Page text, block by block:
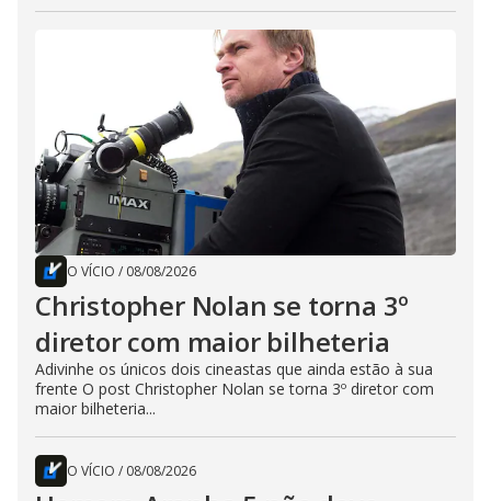
O VÍCIO / 08/08/2026
Christopher Nolan se torna 3º
diretor com maior bilheteria
Adivinhe os únicos dois cineastas que ainda estão à sua
frente O post Christopher Nolan se torna 3º diretor com
maior bilheteria...
O VÍCIO / 08/08/2026